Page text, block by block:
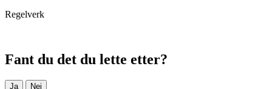
Regelverk
Fant du det du lette etter?
Ja Nei